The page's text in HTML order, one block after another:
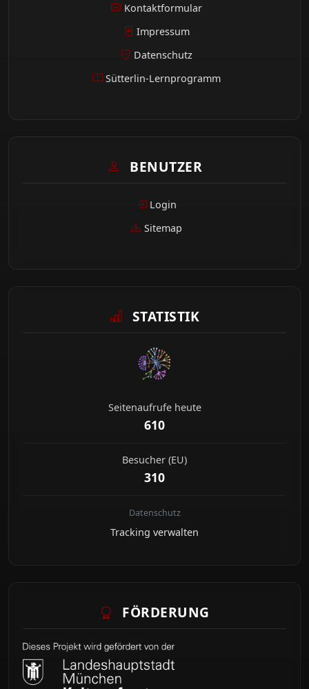
Kontaktformular
Impressum
Datenschutz
Sütterlin-Lernprogramm
BENUTZER
Login
Sitemap
STATISTIK
Seitenaufrufe heute
610
Besucher (EU)
310
Datenschutz
Tracking verwalten
FÖRDERUNG